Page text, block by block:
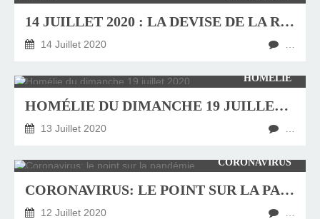
14 JUILLET 2020 : LA DEVISE DE LA RÉPUBLIQUE ET LES VALEURS DE L’EVANGILE
14 Juillet 2020
HOMÉLIE
HOMÉLIE DU DIMANCHE 19 JUILLET 2020
13 Juillet 2020
CORONAVIRUS
CORONAVIRUS: LE POINT SUR LA PANDÉMIE
12 Juillet 2020